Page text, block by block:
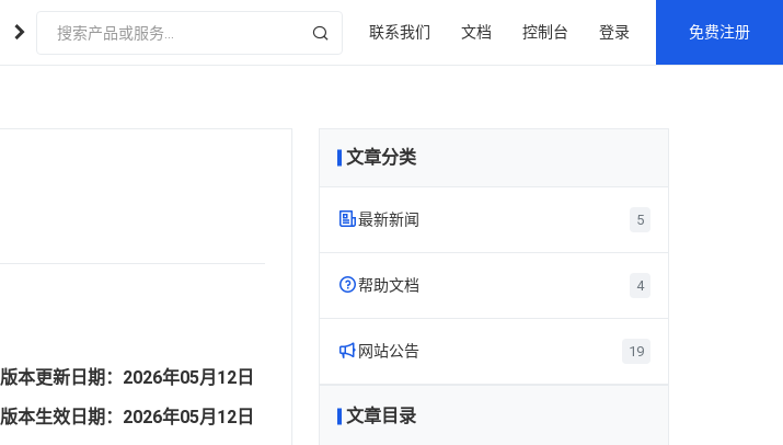
关于我们 联系我们 文档 控制台 登录 免费注册
云计算产品与服务
了解更多
了解更多
了解更多
版本更新日期：2026年05月12日
版本生效日期：2026年05月12日
文章分类
最新新闻 5
帮助文档 4
网站公告 19
文章目录